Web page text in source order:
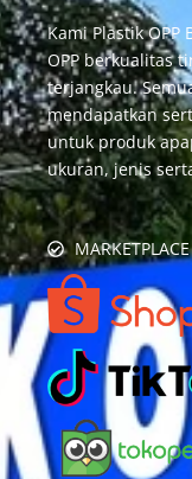
Kami Plastik
OPP berkualitas
terjangkau.
mendapatkan
untuk produk
ukuran, jenis